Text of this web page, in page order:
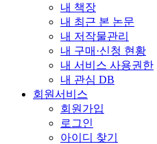
내 책장
내 최근 본 논문
내 저작물관리
내 구매·신청 현황
내 서비스 사용권한
내 관심 DB
회원서비스
회원가입
로그인
아이디 찾기